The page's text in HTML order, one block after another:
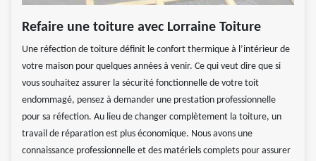
Refaire une toiture avec Lorraine Toiture
Une réfection de toiture définit le confort thermique à l’intérieur de
votre maison pour quelques années à venir. Ce qui veut dire que si
vous souhaitez assurer la sécurité fonctionnelle de votre toit
endommagé, pensez à demander une prestation professionnelle
pour sa réfection. Au lieu de changer complètement la toiture, un
travail de réparation est plus économique. Nous avons une
connaissance professionnelle et des matériels complets pour assurer